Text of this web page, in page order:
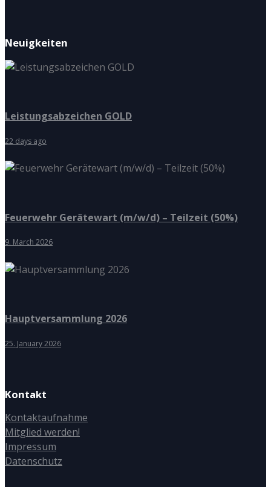
Neuigkeiten
Leistungsabzeichen GOLD
22 days ago
Feuerwehr Gerätewart (m/w/d) – Teilzeit (50%)
9. March 2026
Hauptversammlung 2026
25. January 2026
Kontakt
Kontaktaufnahme
Mitglied werden!
Impressum
Datenschutz